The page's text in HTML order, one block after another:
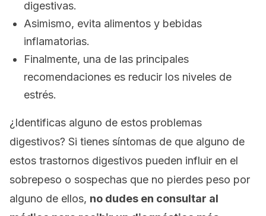
digestivas.
Asimismo, evita alimentos y bebidas
inflamatorias.
Finalmente, una de las principales
recomendaciones es reducir los niveles de
estrés.
¿Identificas alguno de estos problemas
digestivos? Si tienes síntomas de que alguno de
estos trastornos digestivos pueden influir en el
sobrepeso o sospechas que no pierdes peso por
alguno de ellos, no dudes en consultar al